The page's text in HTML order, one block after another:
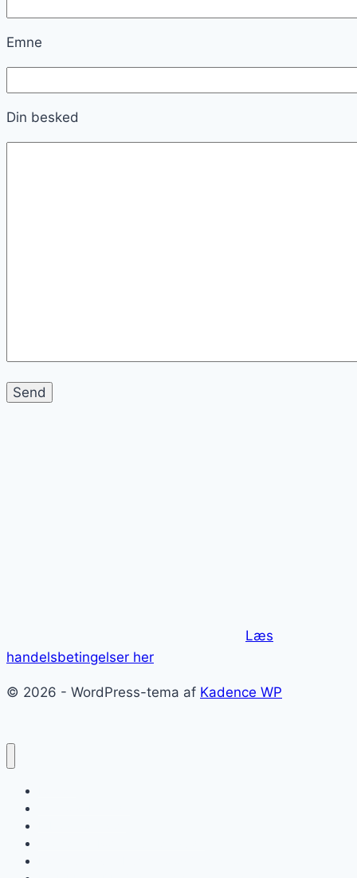
Emne
Din besked
Læs
handelsbetingelser her
© 2026 - WordPress-tema af Kadence WP